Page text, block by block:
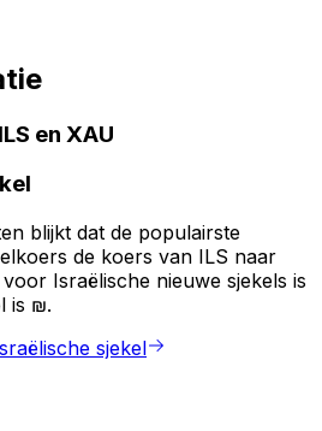
en XAU
blijkt dat de populairste
de koers van ILS naar
Israëlische nieuwe sjekels is
is ₪.
sjekel